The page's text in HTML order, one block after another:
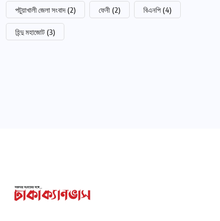
পটুয়াখালী জেলা সংবাদ (2) ফেনী (2) বিএনপি (4)
হিন্দু মহাজোট (3)